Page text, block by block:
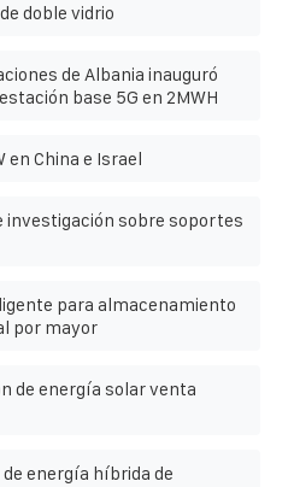
doble vidrio
de Albania inauguró
base 5G en 2MWH
en China e Israel
investigación sobre soportes
para almacenamiento
por mayor
de energía solar venta
energía híbrida de